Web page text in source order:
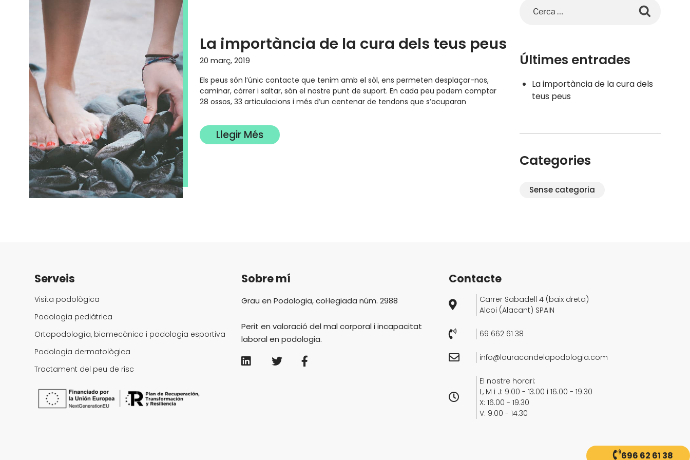
696 62 61 38
La importància de la cura dels teus peus
20 març, 2019
Els peus són l’únic contacte que tenim amb el sòl, ens permeten desplaçar-nos,
caminar, córrer i saltar, són el nostre punt de suport. En cada peu podem comptar
28 ossos, 33 articulacions i més d’un centenar de tendons que s’ocuparan
Llegir Més
Últimes entrades
La importància de la cura dels
teus peus
Categories
Sense categoria
Serveis
Visita podològica
Podologia pediàtrica
Ortopodología, biomecànica i podologia esportiva
Podologia dermatològica
Tractament del peu de risc
Sobre mí
Grau en Podologia, col·legiada núm. 2988
Perit en valoració del mal corporal i incapacitat
laboral en podologia.
Contacte
Carrer Sabadell 4 (baix dreta)
Alcoi (Alacant) SPAIN
69 662 61 38
info@ lauracandelapodologia.com
El nostre horari:
L, M i J: 9.00 - 13.00 i 16.00 - 19.30
X: 16.00 - 19.30
V: 9.00 - 14.30